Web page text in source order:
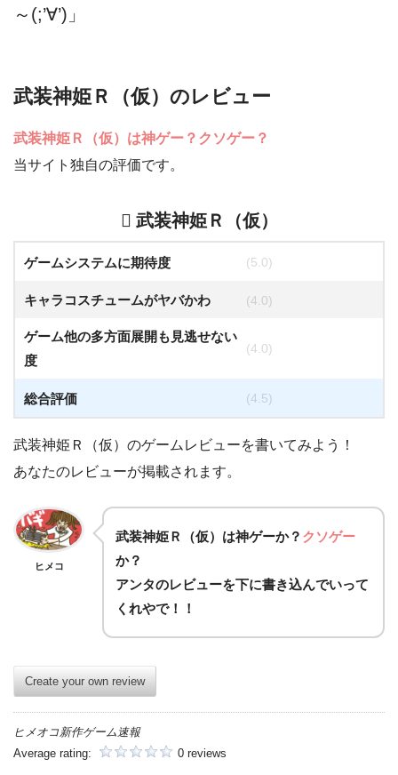
～(;’∀’)」
武装神姫Ｒ（仮）のレビュー
武装神姫Ｒ（仮）は神ゲー？クソゲー？
当サイト独自の評価です。
武装神姫Ｒ（仮）
ゲームシステムに期待度 (5.0)
キャラコスチュームがヤバかわ (4.0)
ゲーム他の多方面展開も見逃せない
度
(4.0)
総合評価 (4.5)
武装神姫Ｒ（仮）のゲームレビューを書いてみよう！
あなたのレビューが掲載されます。
ヒメコ
武装神姫Ｒ（仮）は神ゲーか？ クソゲー
か？
アンタのレビューを下に書き込んでいって
くれやで！！
Create your own review
ヒメオコ新作ゲーム速報
Average rating:
0 reviews